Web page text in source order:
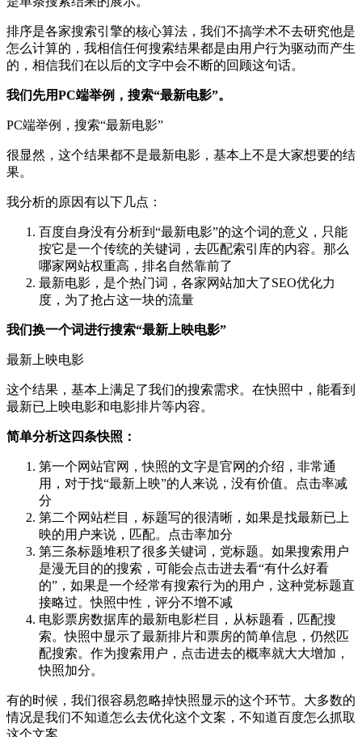
排序是各家搜索引擎的核心算法，我们不搞学术不去研究他是
怎么计算的，我相信任何搜索结果都是由用户行为驱动而产生
的，相信我们在以后的文字中会不断的回顾这句话。
我们先用PC端举例，搜索“最新电影”。
PC端举例，搜索“最新电影”
很显然，这个结果都不是最新电影，基本上不是大家想要的结
果。
我分析的原因有以下几点：
百度自身没有分析到“最新电影”的这个词的意义，只能
按它是一个传统的关键词，去匹配索引库的内容。那么
哪家网站权重高，排名自然靠前了
最新电影，是个热门词，各家网站加大了SEO优化力
度，为了抢占这一块的流量
我们换一个词进行搜索“最新上映电影”
最新上映电影
这个结果，基本上满足了我们的搜索需求。在快照中，能看到
最新已上映电影和电影排片等内容。
简单分析这四条快照：
第一个网站官网，快照的文字是官网的介绍，非常通
用，对于找“最新上映”的人来说，没有价值。点击率减
分
第二个网站栏目，标题写的很清晰，如果是找最新已上
映的用户来说，匹配。点击率加分
第三条标题堆积了很多关键词，党标题。如果搜索用户
是漫无目的的搜索，可能会点击进去看“有什么好看
的”，如果是一个经常有搜索行为的用户，这种党标题直
接略过。快照中性，评分不增不减
电影票房数据库的最新电影栏目，从标题看，匹配搜
索。快照中显示了最新排片和票房的简单信息，仍然匹
配搜索。作为搜索用户，点击进去的概率就大大增加，
快照加分。
有的时候，我们很容易忽略掉快照显示的这个环节。大多数的
情况是我们不知道怎么去优化这个文案，不知道百度怎么抓取
这个文案。